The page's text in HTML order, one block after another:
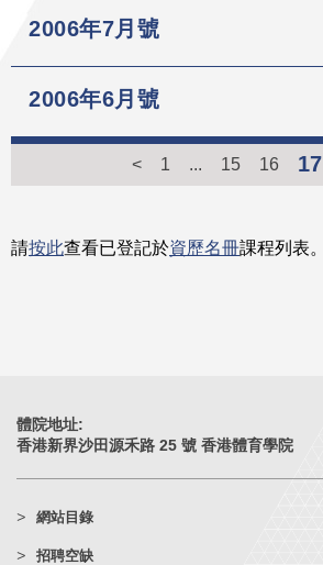
2006年7月號
2006年6月號
< 1 15 16 17
請按此查看已登記於資歷名冊課程列表。
體院地址:
香港新界沙田源禾路 25 號 香港體育學院
網站目錄
招聘空缺